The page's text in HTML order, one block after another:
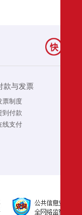
款与发票
票制度
到付款
线支付